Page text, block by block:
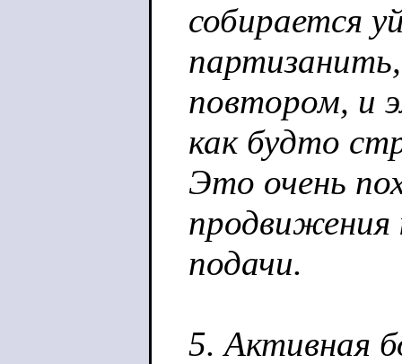
собирается
повтором, и
как будто
Это очень
продвижения
подачи.
5. Активная